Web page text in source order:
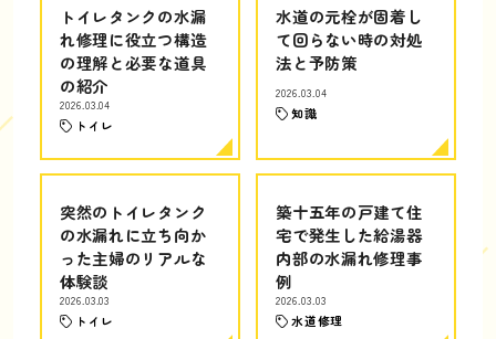
トイレタンクの水漏
れ修理に役立つ構造
の理解と必要な道具
の紹介
2026.03.04
トイレ
水道の元栓が固着し
て回らない時の対処
法と予防策
2026.03.04
知識
突然のトイレタンク
の水漏れに立ち向か
った主婦のリアルな
体験談
2026.03.03
トイレ
築十五年の戸建て住
宅で発生した給湯器
内部の水漏れ修理事
例
2026.03.03
水道修理